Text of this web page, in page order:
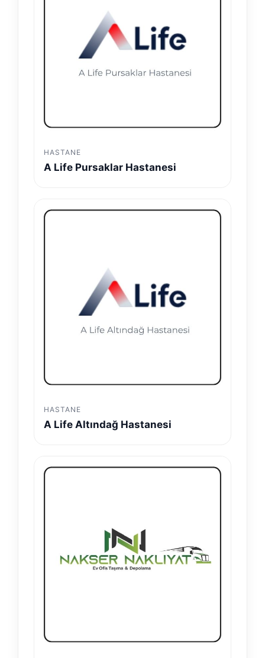
HASTANE
A Life Pursaklar Hastanesi
HASTANE
A Life Altındağ Hastanesi